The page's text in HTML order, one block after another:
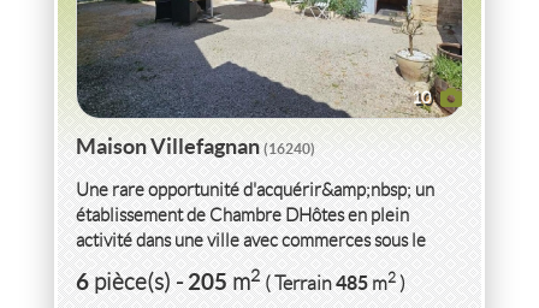
10
Maison Villefagnan(16240)
Une rare opportunité d'acquérir&amp;nbsp; un
établissement de Chambre DHôtes en plein
activité dans une ville avec commerces sous le
soleil de...
6pièce(s)-205m2 ( Terrain485m2)
VENTEMAISON VILLEFAGNAN(16240)